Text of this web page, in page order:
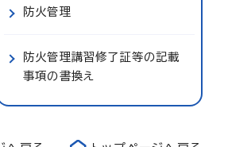
防火管理
防火管理講習修了証等の記載
事項の書換え